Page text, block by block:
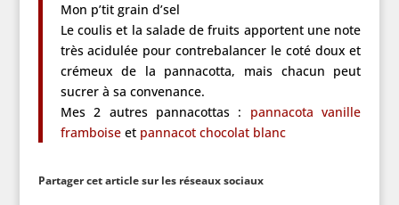
Mon p’tit grain d’sel
Le coulis et la salade de fruits apportent une note
très acidulée pour contrebalancer le coté doux et
crémeux de la pannacotta, mais chacun peut
sucrer à sa convenance.
Mes 2 autres pannacottas : pannacota vanille
framboiseet pannacot chocolat blanc
Partager cet article sur les réseaux sociaux